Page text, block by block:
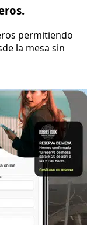
permitiendo
la mesa sin